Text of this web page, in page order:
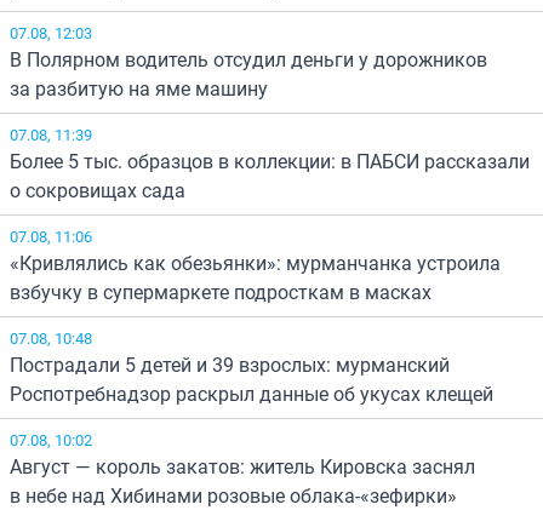
07.08, 12:03
В Полярном водитель отсудил деньги у дорожников
за разбитую на яме машину
07.08, 11:39
Более 5 тыс. образцов в коллекции: в ПАБСИ рассказали
о сокровищах сада
07.08, 11:06
«Кривлялись как обезьянки»: мурманчанка устроила
взбучку в супермаркете подросткам в масках
07.08, 10:48
Пострадали 5 детей и 39 взрослых: мурманский
Роспотребнадзор раскрыл данные об укусах клещей
07.08, 10:02
Август — король закатов: житель Кировска заснял
в небе над Хибинами розовые облака-«зефирки»